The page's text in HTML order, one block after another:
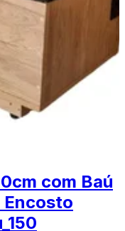
com Baú
Encosto